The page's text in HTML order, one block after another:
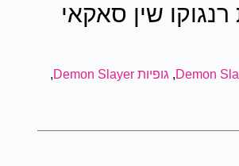
רנגוקו שין סאקאי
Demon
, גופיות Demon Slayer
,